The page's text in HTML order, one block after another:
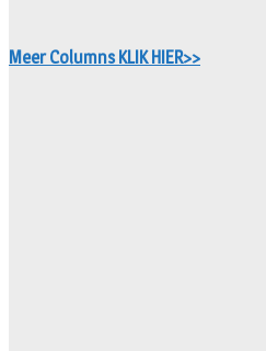
Meer Columns KLIK HIER>>